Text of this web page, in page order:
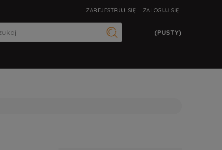
ZAREJESTRUJ SIĘ ZALOGUJ SIĘ
(PUSTY)